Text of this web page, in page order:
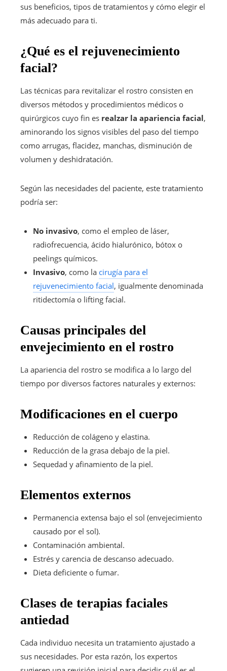
sus beneficios, tipos de tratamientos y cómo elegir el
más adecuado para ti.
¿Qué es el rejuvenecimiento
facial?
Las técnicas para revitalizar el rostro consisten en
diversos métodos y procedimientos médicos o
quirúrgicos cuyo fin es realzar la apariencia facial,
aminorando los signos visibles del paso del tiempo
como arrugas, flacidez, manchas, disminución de
volumen y deshidratación.
Según las necesidades del paciente, este tratamiento
podría ser:
No invasivo, como el empleo de láser,
radiofrecuencia, ácido hialurónico, bótox o
peelings químicos.
Invasivo, como la cirugía para el
rejuvenecimiento facial, igualmente denominada
ritidectomía o lifting facial.
Causas principales del
envejecimiento en el rostro
La apariencia del rostro se modifica a lo largo del
tiempo por diversos factores naturales y externos:
Modificaciones en el cuerpo
Reducción de colágeno y elastina.
Reducción de la grasa debajo de la piel.
Sequedad y afinamiento de la piel.
Elementos externos
Permanencia extensa bajo el sol (envejecimiento
causado por el sol).
Contaminación ambiental.
Estrés y carencia de descanso adecuado.
Dieta deficiente o fumar.
Clases de terapias faciales
antiedad
Cada individuo necesita un tratamiento ajustado a
sus necesidades. Por esta razón, los expertos